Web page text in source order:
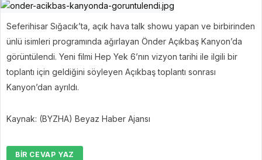
Seferihisar Sığacık’ta, açık hava talk showu yapan ve birbirinden
ünlü isimleri programında ağırlayan Önder Açıkbaş Kanyon’da
görüntülendi. Yeni filmi Hep Yek 6’nın vizyon tarihi ile ilgili bir
toplantı için geldiğini söyleyen Açıkbaş toplantı sonrası
Kanyon’dan ayrıldı.
Kaynak: (BYZHA) Beyaz Haber Ajansı
BIR CEVAP YAZ